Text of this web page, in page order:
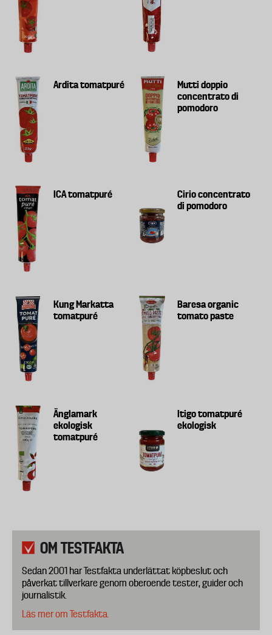
Ardita tomatpuré
Mutti doppio
concentrato di
pomodoro
ICA tomatpuré
Cirio concentrato
di pomodoro
Kung Markatta
tomatpuré
Baresa organic
tomato paste
Änglamark
ekologisk
tomatpuré
Itigo tomatpuré
ekologisk
OM TESTFAKTA
Sedan 2001 har Testfakta underlättat köpbeslut och
påverkat tillverkare genom oberoende tester, guider och
journalistik.
Läs mer om Testfakta.